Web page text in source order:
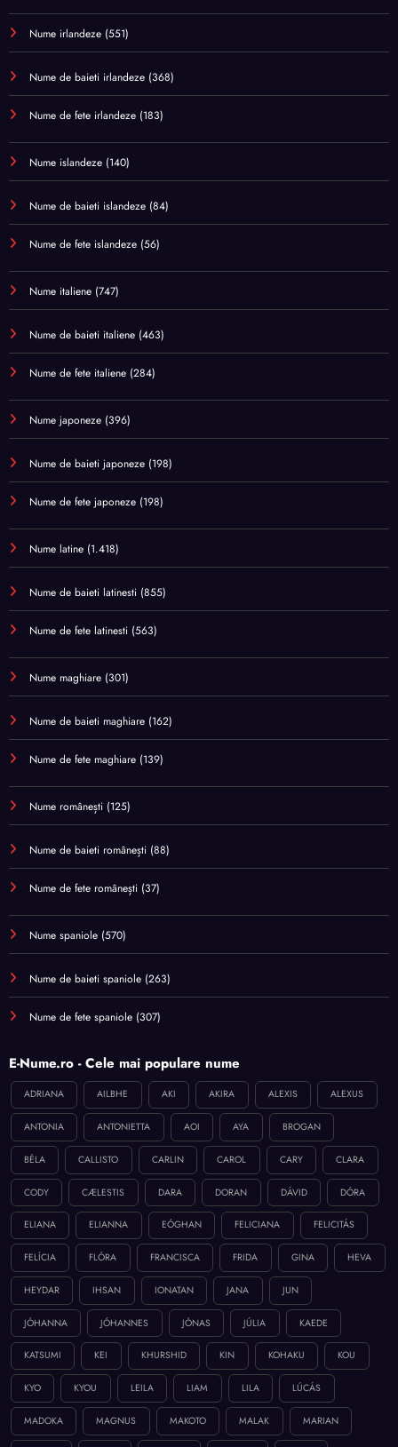
Nume irlandeze (551)
Nume de baieti irlandeze (368)
Nume de fete irlandeze (183)
Nume islandeze (140)
Nume de baieti islandeze (84)
Nume de fete islandeze (56)
Nume italiene (747)
Nume de baieti italiene (463)
Nume de fete italiene (284)
Nume japoneze (396)
Nume de baieti japoneze (198)
Nume de fete japoneze (198)
Nume latine (1.418)
Nume de baieti latinesti (855)
Nume de fete latinesti (563)
Nume maghiare (301)
Nume de baieti maghiare (162)
Nume de fete maghiare (139)
Nume românești (125)
Nume de baieti românești (88)
Nume de fete românești (37)
Nume spaniole (570)
Nume de baieti spaniole (263)
Nume de fete spaniole (307)
E-Nume.ro - Cele mai populare nume
ADRIANA AILBHE AKI AKIRA ALEXIS ALEXUS
ANTONIA ANTONIETTA AOI AYA BROGAN
BÉLA CALLISTO CARLIN CAROL CARY CLARA
CODY CÆLESTIS DARA DORAN DÁVID DÓRA
ELIANA ELIANNA EÓGHAN FELICIANA FELICITÁS
FELÍCIA FLÓRA FRANCISCA FRIDA GINA HEVA
HEYDAR IHSAN IONATAN JANA JUN
JÓHANNA JÓHANNES JÓNAS JÚLIA KAEDE
KATSUMI KEI KHURSHID KIN KOHAKU KOU
KYO KYOU LEILA LIAM LILA LÚCÁS
MADOKA MAGNUS MAKOTO MALAK MARIAN